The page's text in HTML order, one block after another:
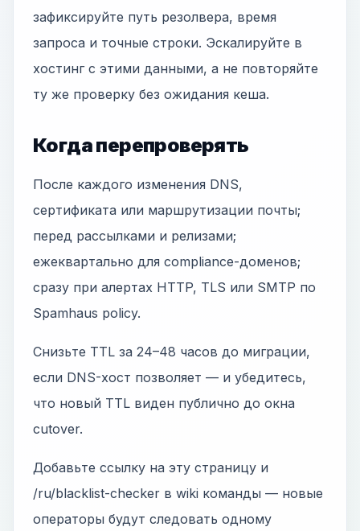
зафиксируйте путь резолвера, время
запроса и точные строки. Эскалируйте в
хостинг с этими данными, а не повторяйте
ту же проверку без ожидания кеша.
Когда перепроверять
После каждого изменения DNS,
сертификата или маршрутизации почты;
перед рассылками и релизами;
ежеквартально для compliance-доменов;
сразу при алертах HTTP, TLS или SMTP по
Spamhaus policy.
Снизьте TTL за 24–48 часов до миграции,
если DNS-хост позволяет — и убедитесь,
что новый TTL виден публично до окна
cutover.
Добавьте ссылку на эту страницу и
/ru/blacklist-checker в wiki команды — новые
операторы будут следовать одному